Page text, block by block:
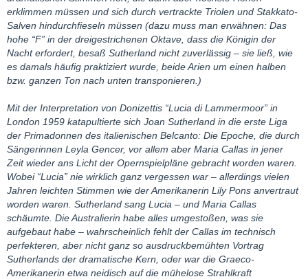
erklimmen müssen und sich durch vertrackte Triolen und Stakkato-
Salven hindurchfieseln müssen (dazu muss man erwähnen: Das
hohe “F” in der dreigestrichenen Oktave, dass die Königin der
Nacht erfordert, besaß Sutherland nicht zuverlässig – sie ließ, wie
es damals häufig praktiziert wurde, beide Arien um einen halben
bzw. ganzen Ton nach unten transponieren.)
Mit der Interpretation von Donizettis “Lucia di Lammermoor” in
London 1959 katapultierte sich Joan Sutherland in die erste Liga
der Primadonnen des italienischen Belcanto: Die Epoche, die durch
Sängerinnen Leyla Gencer, vor allem aber Maria Callas in jener
Zeit wieder ans Licht der Opernspielpläne gebracht worden waren.
Wobei “Lucia” nie wirklich ganz vergessen war – allerdings vielen
Jahren leichten Stimmen wie der Amerikanerin Lily Pons anvertraut
worden waren. Sutherland sang Lucia – und Maria Callas
schäumte. Die Australierin habe alles umgestoßen, was sie
aufgebaut habe – wahrscheinlich fehlt der Callas im technisch
perfekteren, aber nicht ganz so ausdruckbemühten Vortrag
Sutherlands der dramatische Kern, oder war die Graeco-
Amerikanerin etwa neidisch auf die mühelose Strahlkraft